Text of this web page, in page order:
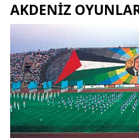
AKDENIZ